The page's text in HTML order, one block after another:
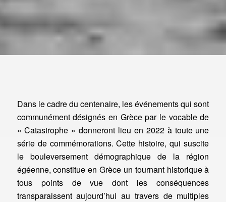
Dans le cadre du centenaire, les événements qui sont
communément désignés en Grèce par le vocable de
« Catastrophe » donneront lieu en 2022 à toute une
série de commémorations. Cette histoire, qui suscite
le bouleversement démographique de la région
égéenne, constitue en Grèce un tournant historique à
tous points de vue dont les conséquences
transparaissent aujourd’hui au travers de multiples